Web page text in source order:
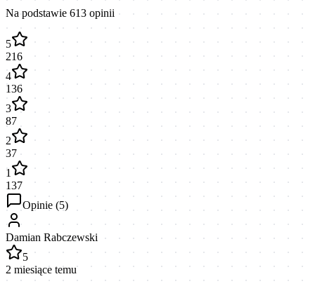
Na podstawie 613 opinii
5
216
4
136
3
87
2
37
1
137
Opinie (5)
Damian Rabczewski
5
2 miesiące temu